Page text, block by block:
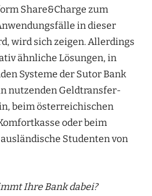
Share&Charge zum
in dieser
wird sich zeigen. Allerdings
ähnliche Lösungen, in
Systeme der Sutor Bank
nutzenden Geldtransfer-
beim österreichischen
oder beim
Studenten von
Ihre Bank dabei?